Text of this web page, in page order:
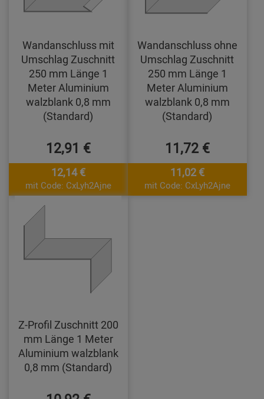
Wandanschluss mit
Umschlag Zuschnitt
250 mm Länge 1
Meter Aluminium
walzblank 0,8 mm
(Standard)
12,91 €
12,14 €
mit Code: CxLyh2Ajne
Wandanschluss ohne
Umschlag Zuschnitt
250 mm Länge 1
Meter Aluminium
walzblank 0,8 mm
(Standard)
11,72 €
11,02 €
mit Code: CxLyh2Ajne
Z-Profil Zuschnitt 200
mm Länge 1 Meter
Aluminium walzblank
0,8 mm (Standard)